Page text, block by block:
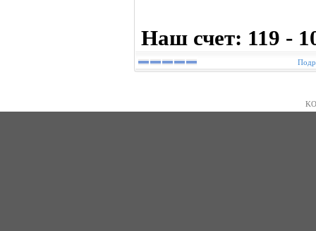
Наш счет: 119 -